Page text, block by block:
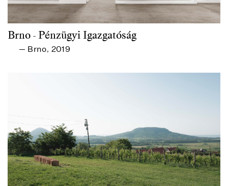
Brno - Pénzügyi Igazgatóság
— Brno, 2019